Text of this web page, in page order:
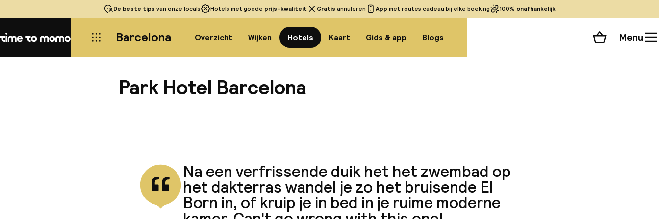
De beste tips van onze locals Hotels met goede prijs-kwaliteit Gratis annuleren App met routes cadeau bij elke boeking 100% onafhankelijk
Home Barcelona Overzicht Wijken Hotels Kaart Gids & app Blogs Winkelmand
Menu
Park Hotel Barcelona
Na een verfrissende duik het het zwembad op
het dakterras wandel je zo het bruisende El
Born in, of kruip je in bed in je ruime moderne